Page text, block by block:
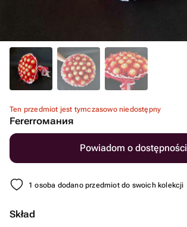
Ten przedmiot jest tymczasowo niedostępny
Fererroмания
Powiadom o dostępności
1 osoba dodano przedmiot do swoich kolekcji
Skład